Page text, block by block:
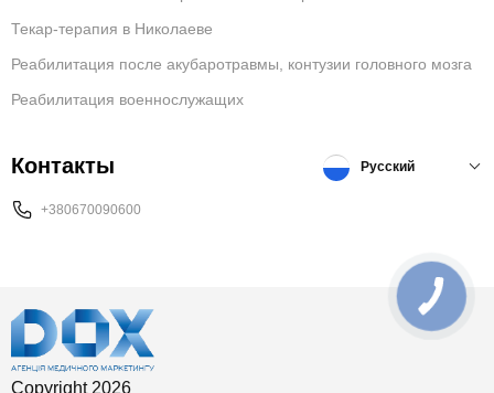
Текар-терапия в Николаеве
Реабилитация после акубаротравмы, контузии головного мозга
Реабилитация военнослужащих
Контакты
+380670090600
Русский
Copyright 2026